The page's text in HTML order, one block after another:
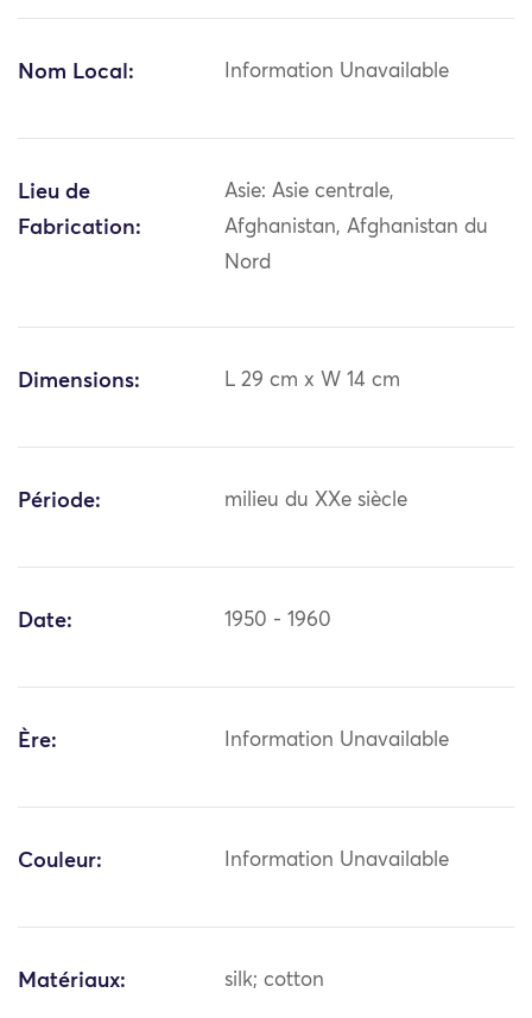
Nom Local: Information Unavailable
Lieu de
Fabrication:
Asie: Asie centrale,
Afghanistan, Afghanistan du
Nord
Dimensions: L 29 cm x W 14 cm
Période: milieu du XXe siècle
Date: 1950 - 1960
Ère: Information Unavailable
Couleur: Information Unavailable
Matériaux: silk; cotton